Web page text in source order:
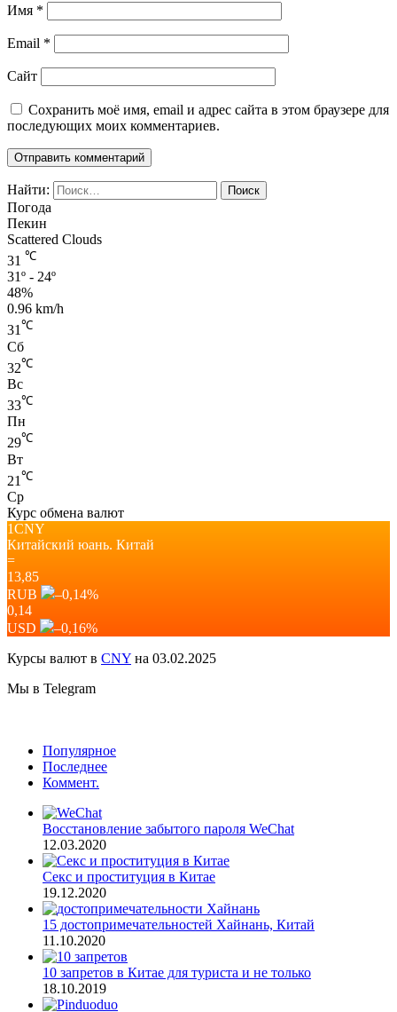
Имя *
Email *
Сайт
Сохранить моё имя, email и адрес сайта в этом браузере для
последующих моих комментариев.
Найти:
Погода
Пекин
Scattered Clouds
31 ℃
31º - 24º
48%
0.96 km/h
31℃
Сб
32℃
Вс
33℃
Пн
29℃
Вт
21 ℃
Ср
Курс обмена валют
1CNY
Китайский юань. Китай
=
13,85
RUB
–0,14%
0,14
USD
–0,16%
Курсы валют в CNY на 03.02.2025
Мы в Telegram
Популярное
Последнее
Коммент.
Восстановление забытого пароля WeChat
12.03.2020
Секс и проституция в Китае
19.12.2020
15 достопримечательностей Хайнань, Китай
11.10.2020
10 запретов в Китае для туриста и не только
18.10.2019